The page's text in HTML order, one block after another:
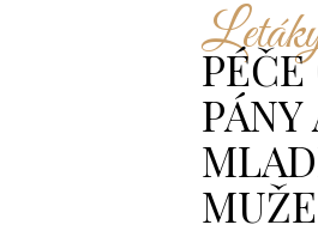
PÉČE
PÁNY
MUŽE